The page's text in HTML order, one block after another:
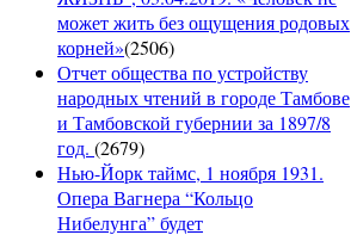
может жить без ощущения родовых
корней»(2506)
Отчет общества по устройству
народных чтений в городе Тамбове
и Тамбовской губернии за 1897/8
год. (2679)
Нью-Йорк таймс, 1 ноября 1931.
Опера Вагнера “Кольцо
Нибелунга” будет